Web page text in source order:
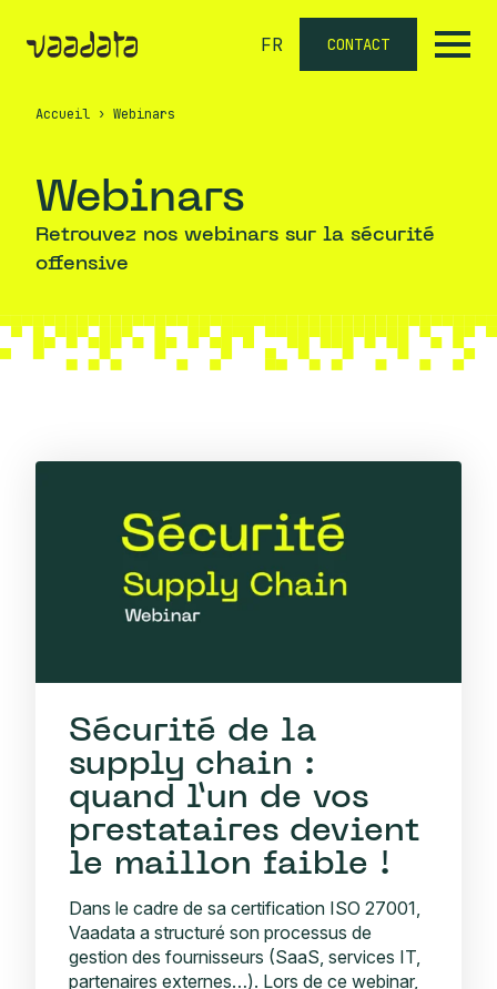
FR CONTACT
Accueil › Webinars
Webinars
Retrouvez nos webinars sur la sécurité
offensive
Sécurité de la
supply chain :
quand l’un de vos
prestataires devient
le maillon faible !
Dans le cadre de sa certification ISO 27001,
Vaadata a structuré son processus de
gestion des fournisseurs (SaaS, services IT,
partenaires externes…). Lors de ce webinar,